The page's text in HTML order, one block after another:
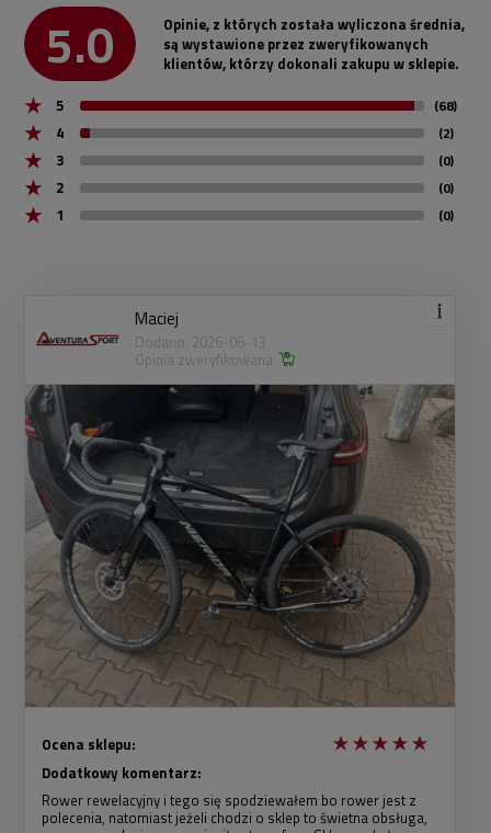
5.0
Opinie, z których została wyliczona średnia,
są wystawione przez zweryfikowanych
klientów, którzy dokonali zakupu w sklepie.
5
(68)
4 (2)
3 (0)
2 (0)
1 (0)
Maciej
Dodano: 2026-06-13
Opinia zweryfikowana
Ocena sklepu:
Dodatkowy komentarz:
Rower rewelacyjny i tego się spodziewałem bo rower jest z
polecenia, natomiast jeżeli chodzi o sklep to świetna obsługa,